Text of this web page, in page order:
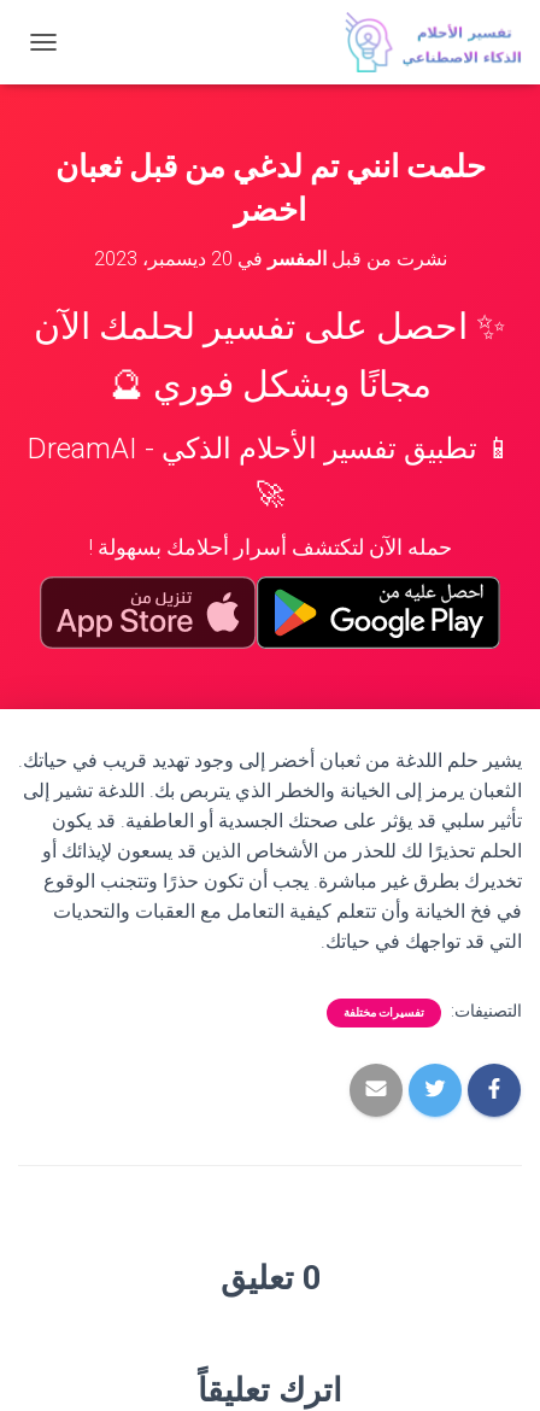
ب
حلمت انني تم لدغي من قبل ثعبان
اخضر
نشرت من قبلالمفسر في 20 ديسمبر، 2023
✨ احصل على تفسير لحلمك الآن
مجانًا وبشكل فوري 🔮
📱 تطبيق تفسير الأحلام الذكي - DreamAI
🚀
حمله الآن لتكتشف أسرار أحلامك بسهولة !
يشير حلم اللدغة من ثعبان أخضر إلى وجود تهديد قريب في حياتك.
الثعبان يرمز إلى الخيانة والخطر الذي يتربص بك. اللدغة تشير إلى
تأثير سلبي قد يؤثر على صحتك الجسدية أو العاطفية. قد يكون
الحلم تحذيرًا لك للحذر من الأشخاص الذين قد يسعون لإيذائك أو
تخديرك بطرق غير مباشرة. يجب أن تكون حذرًا وتتجنب الوقوع
في فخ الخيانة وأن تتعلم كيفية التعامل مع العقبات والتحديات
التي قد تواجهك في حياتك.
التصنيفات: تفسيرات مختلفة
0 تعليق
اترك تعليقاً